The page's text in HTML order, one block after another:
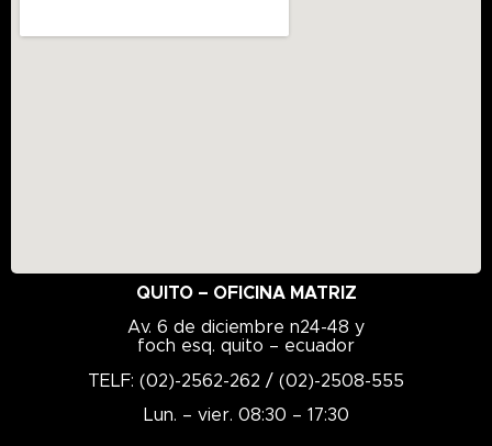
QUITO – OFICINA MATRIZ
Av. 6 de diciembre n24-48 y
foch esq. quito – ecuador
TELF: (02)-2562-262 / (02)-2508-555
Lun. – vier. 08:30 – 17:30